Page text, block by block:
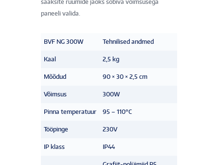
saaksite ruumide jaoks sobiva võimsusega
paneeli valida.
BVF NG 300W Tehnilised andmed
Kaal 2,5 kg
Mõõdud 90 × 30 × 2,5 cm
Võimsus 300W
Pinna temperatuur 95 – 110°C
Tööpinge 230V
IP klass IP44